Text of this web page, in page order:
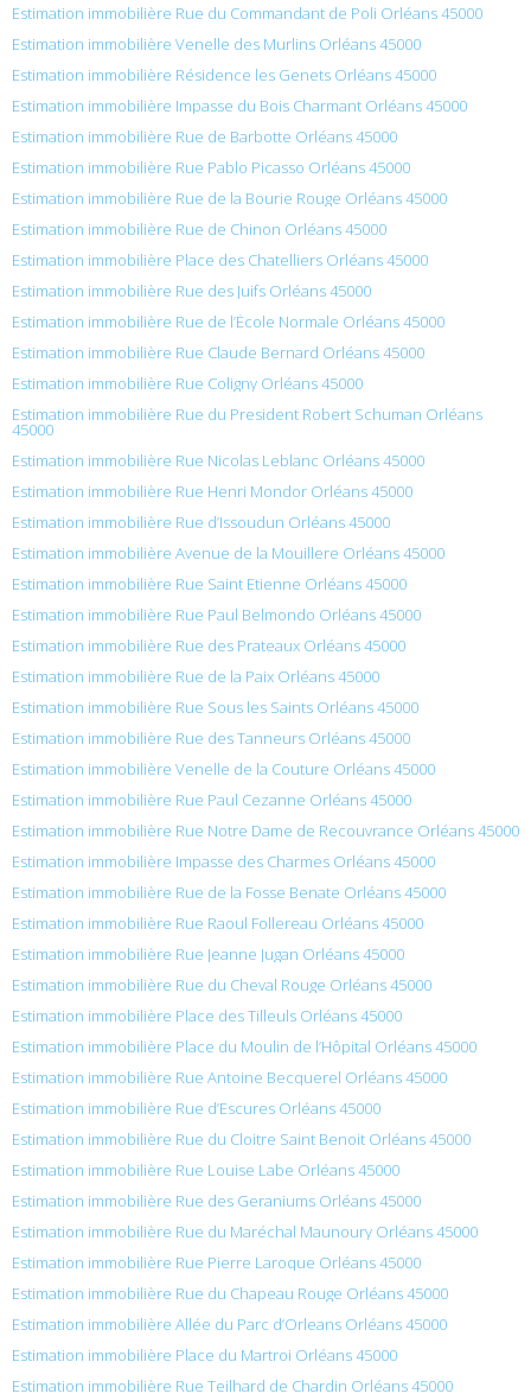
Estimation immobilière Rue du Commandant de Poli Orléans 45000
Estimation immobilière Venelle des Murlins Orléans 45000
Estimation immobilière Résidence les Genets Orléans 45000
Estimation immobilière Impasse du Bois Charmant Orléans 45000
Estimation immobilière Rue de Barbotte Orléans 45000
Estimation immobilière Rue Pablo Picasso Orléans 45000
Estimation immobilière Rue de la Bourie Rouge Orléans 45000
Estimation immobilière Rue de Chinon Orléans 45000
Estimation immobilière Place des Chatelliers Orléans 45000
Estimation immobilière Rue des Juifs Orléans 45000
Estimation immobilière Rue de l’École Normale Orléans 45000
Estimation immobilière Rue Claude Bernard Orléans 45000
Estimation immobilière Rue Coligny Orléans 45000
Estimation immobilière Rue du President Robert Schuman Orléans
45000
Estimation immobilière Rue Nicolas Leblanc Orléans 45000
Estimation immobilière Rue Henri Mondor Orléans 45000
Estimation immobilière Rue d’Issoudun Orléans 45000
Estimation immobilière Avenue de la Mouillere Orléans 45000
Estimation immobilière Rue Saint Etienne Orléans 45000
Estimation immobilière Rue Paul Belmondo Orléans 45000
Estimation immobilière Rue des Prateaux Orléans 45000
Estimation immobilière Rue de la Paix Orléans 45000
Estimation immobilière Rue Sous les Saints Orléans 45000
Estimation immobilière Rue des Tanneurs Orléans 45000
Estimation immobilière Venelle de la Couture Orléans 45000
Estimation immobilière Rue Paul Cezanne Orléans 45000
Estimation immobilière Rue Notre Dame de Recouvrance Orléans 45000
Estimation immobilière Impasse des Charmes Orléans 45000
Estimation immobilière Rue de la Fosse Benate Orléans 45000
Estimation immobilière Rue Raoul Follereau Orléans 45000
Estimation immobilière Rue Jeanne Jugan Orléans 45000
Estimation immobilière Rue du Cheval Rouge Orléans 45000
Estimation immobilière Place des Tilleuls Orléans 45000
Estimation immobilière Place du Moulin de l’Hôpital Orléans 45000
Estimation immobilière Rue Antoine Becquerel Orléans 45000
Estimation immobilière Rue d’Escures Orléans 45000
Estimation immobilière Rue du Cloitre Saint Benoit Orléans 45000
Estimation immobilière Rue Louise Labe Orléans 45000
Estimation immobilière Rue des Geraniums Orléans 45000
Estimation immobilière Rue du Maréchal Maunoury Orléans 45000
Estimation immobilière Rue Pierre Laroque Orléans 45000
Estimation immobilière Rue du Chapeau Rouge Orléans 45000
Estimation immobilière Allée du Parc d’Orleans Orléans 45000
Estimation immobilière Place du Martroi Orléans 45000
Estimation immobilière Rue Teilhard de Chardin Orléans 45000